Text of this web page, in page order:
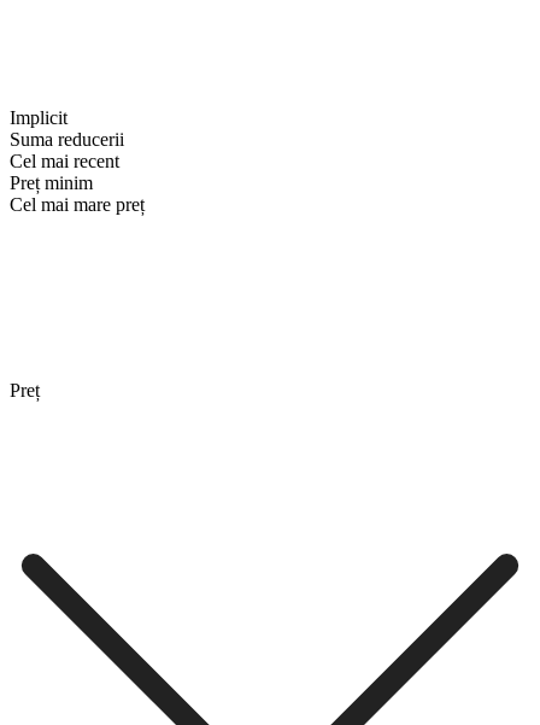
Implicit
Suma reducerii
Cel mai recent
Preț minim
Cel mai mare preț
Preț